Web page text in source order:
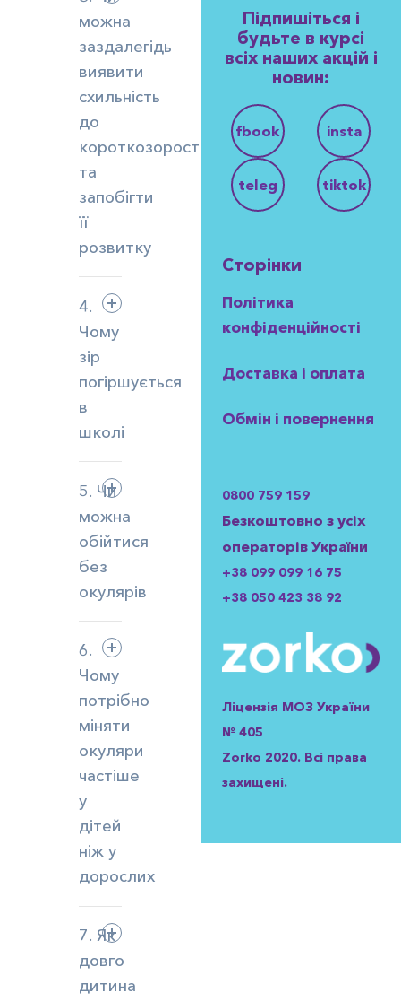
можна
заздалегідь
виявити
схильність
до
короткозорості
та
запобігти
її
розвитку
4.
Чому
зір
погіршується
в
школі
5. Чи
можна
обійтися
без
окулярів
6.
Чому
потрібно
міняти
окуляри
частіше
у
дітей
ніж у
дорослих
7. Як
довго
дитина
Ліцензія МОЗ України
№ 405
Zorko 2020. Всі права
захищені.
Підпишіться і
будьте в курсі
всіх наших акцій і
новин:
fbook insta
teleg tiktok
Сторінки
Політика
конфіденційності
Доставка і оплата
Обмін і повернення
0800 759 159
Безкоштовно з усіх
операторів України
+38 099 099 16 75
+38 050 423 38 92